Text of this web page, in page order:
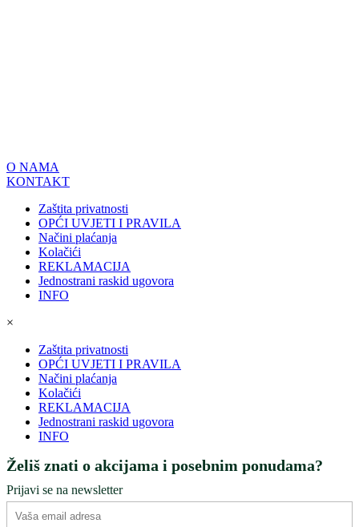
O NAMA
KONTAKT
Zaštita privatnosti
OPĆI UVJETI I PRAVILA
Načini plaćanja
Kolačići
REKLAMACIJA
Jednostrani raskid ugovora
INFO
×
Zaštita privatnosti
OPĆI UVJETI I PRAVILA
Načini plaćanja
Kolačići
REKLAMACIJA
Jednostrani raskid ugovora
INFO
Želiš znati o akcijama i posebnim ponudama?
Prijavi se na newsletter